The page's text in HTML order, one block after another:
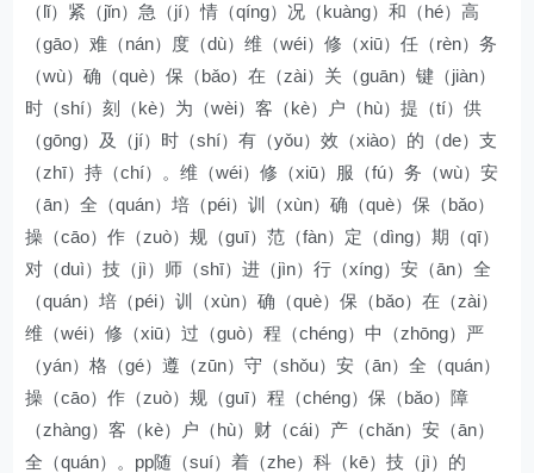
（lǐ）紧（jǐn）急（jí）情（qíng）况（kuàng）和（hé）高
（gāo）难（nán）度（dù）维（wéi）修（xiū）任（rèn）务
（wù）确（què）保（bǎo）在（zài）关（guān）键（jiàn）
时（shí）刻（kè）为（wèi）客（kè）户（hù）提（tí）供
（gōng）及（jí）时（shí）有（yǒu）效（xiào）的（de）支
（zhī）持（chí）。维（wéi）修（xiū）服（fú）务（wù）安
（ān）全（quán）培（péi）训（xùn）确（què）保（bǎo）
操（cāo）作（zuò）规（guī）范（fàn）定（dìng）期（qī）
对（duì）技（jì）师（shī）进（jìn）行（xíng）安（ān）全
（quán）培（péi）训（xùn）确（què）保（bǎo）在（zài）
维（wéi）修（xiū）过（guò）程（chéng）中（zhōng）严
（yán）格（gé）遵（zūn）守（shǒu）安（ān）全（quán）
操（cāo）作（zuò）规（guī）程（chéng）保（bǎo）障
（zhàng）客（kè）户（hù）财（cái）产（chǎn）安（ān）
全（quán）。pp随（suí）着（zhe）科（kē）技（jì）的